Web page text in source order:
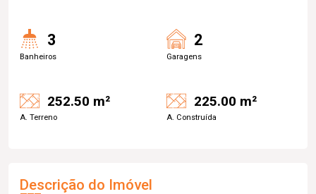
3
Banheiros
2
Garagens
252.50 m²
A. Terreno
225.00 m²
A. Construída
Descrição do Imóvel